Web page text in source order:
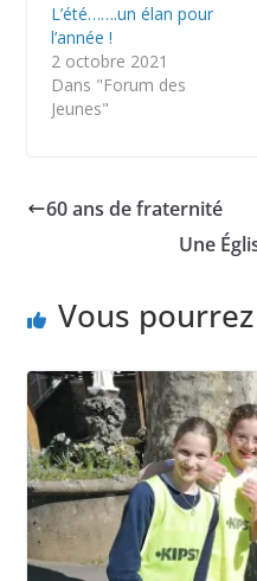
L’été…….un élan pour
l’année !
2 octobre 2021
Dans "Forum des
Jeunes"
60 ans de fraternité
Une
Vous